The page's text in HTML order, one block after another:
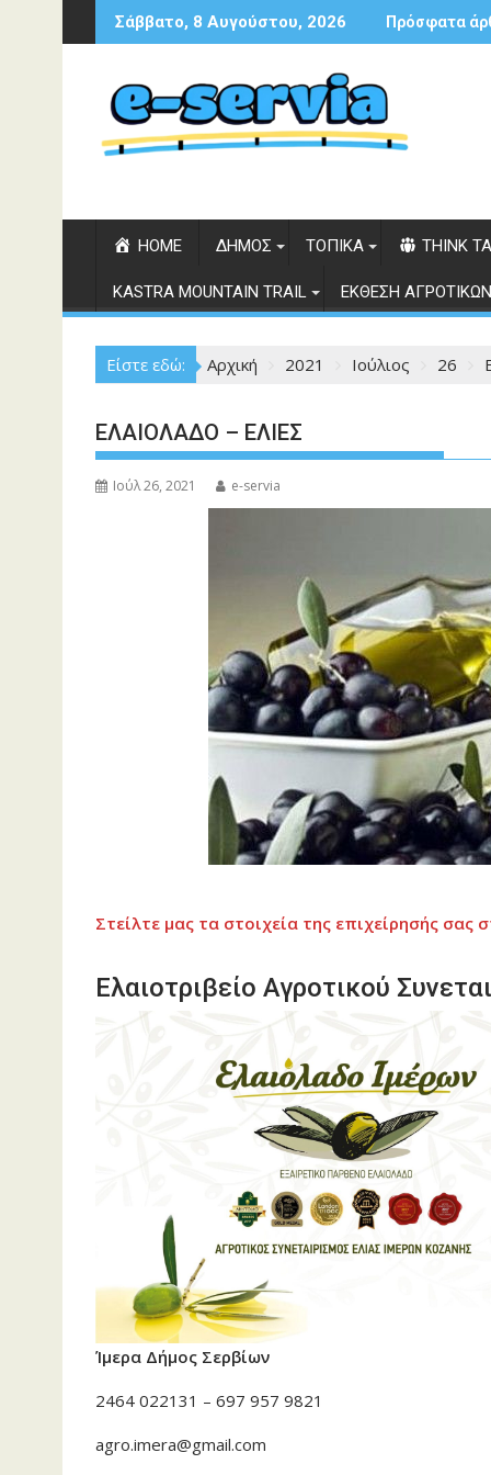
Περάστε
στο
Σάββατο, 8 Αυγούστου, 2026 Πρόσφατα
HOME ΔΗΜΟΣ ΤΟΠΙΚΑ THINK
KASTRA MOUNTAIN TRAIL ΕΚΘΕΣΗ
Είστε εδώ: Αρχική 2021 Ιούλιος 26
ΕΛΑΙΟΛΑΔΟ – ΕΛΙΕΣ
Ιούλ 26, 2021 e-servia
Στείλτε μας τα στοιχεία της επιχείρησής σας
Ελαιοτριβείο Αγροτικού
Ίμερα Δήμος Σερβίων
2464 022131 – 697 957 9821
agro.imera@gmail.com